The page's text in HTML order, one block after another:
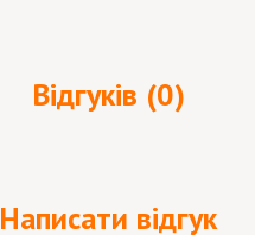
Відгуків (0)
Написати відгук